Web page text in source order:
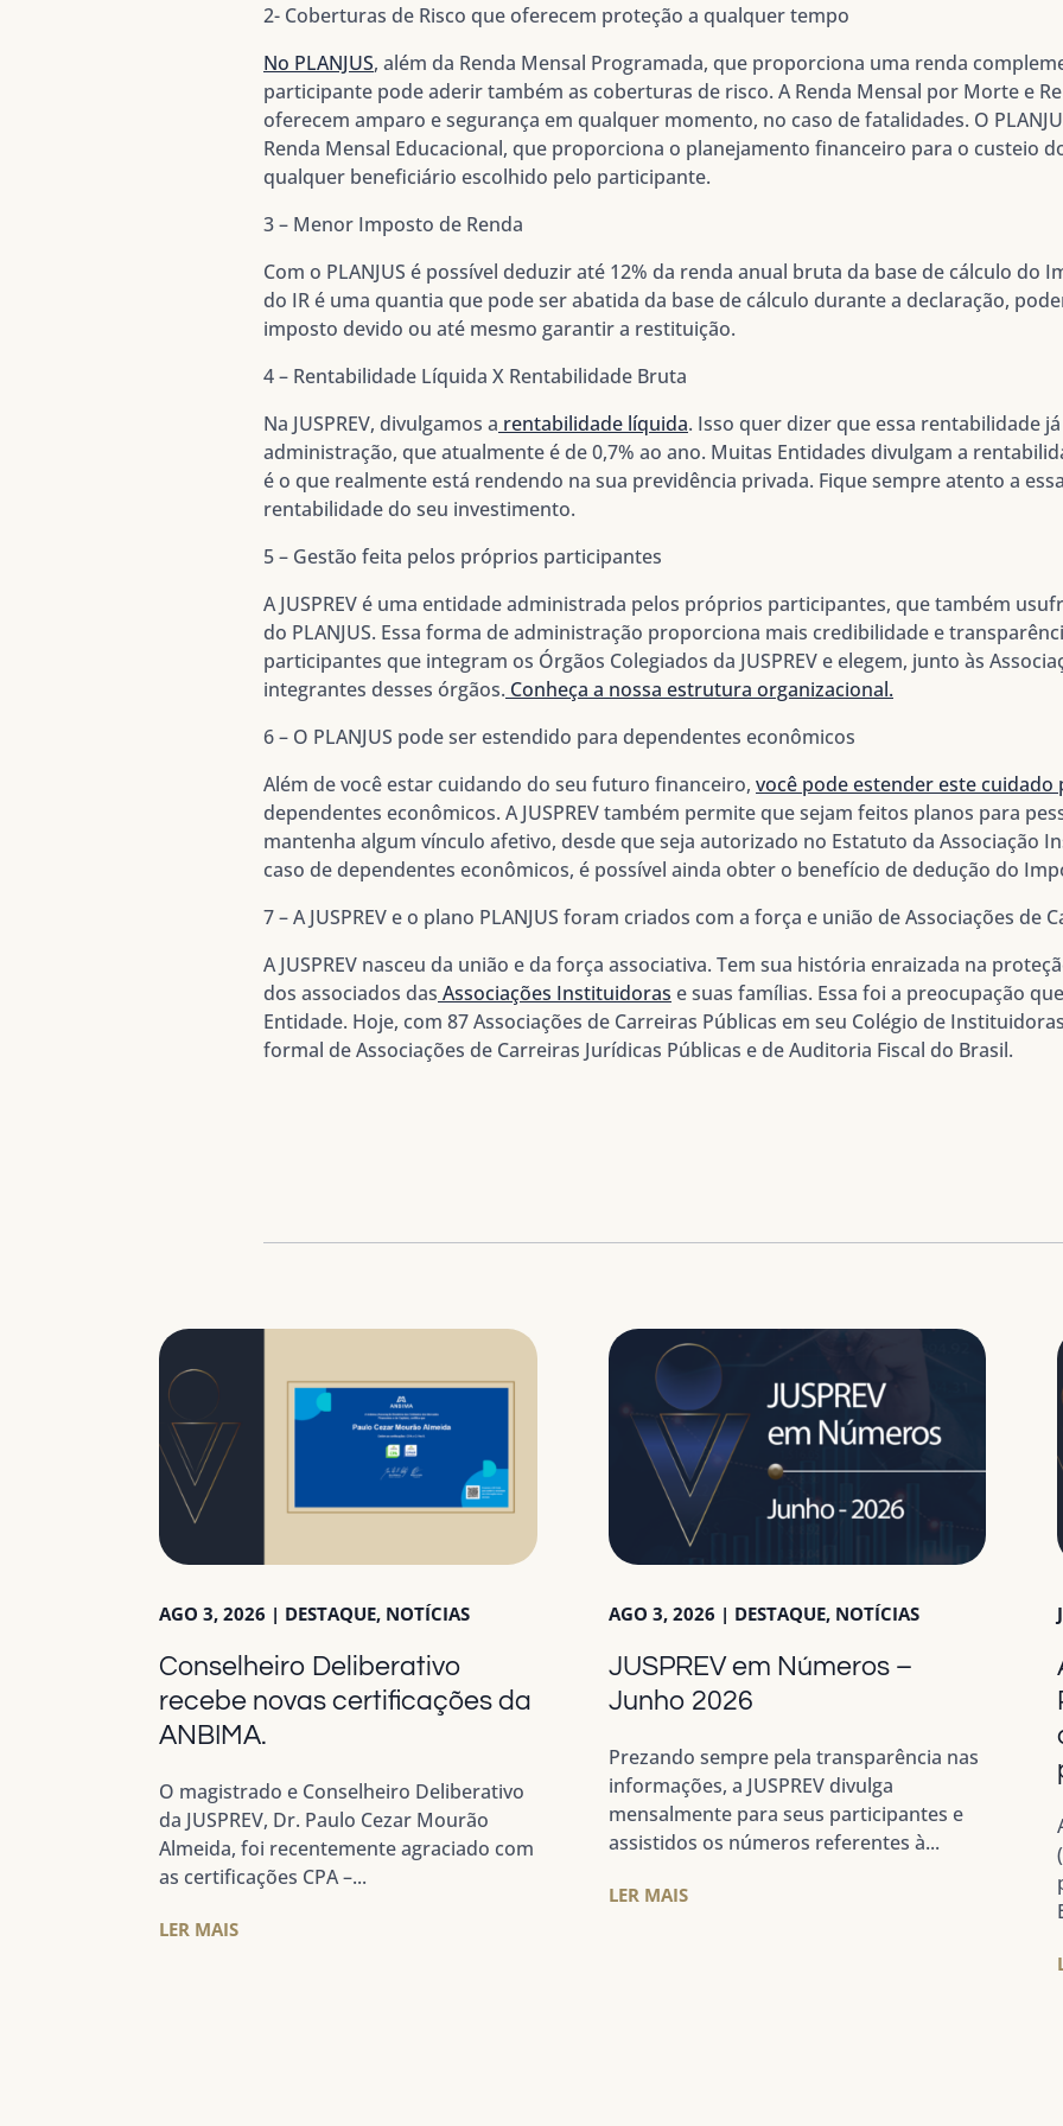
2- Coberturas de Risco que oferecem proteção a qualquer tempo
No PLANJUS, além da Renda Mensal Programada, que proporciona uma renda
participante pode aderir também as coberturas de risco. A Renda Mensal por Morte e
oferecem amparo e segurança em qualquer momento, no caso de fatalidades. O
Renda Mensal Educacional, que proporciona o planejamento financeiro para o custeio
qualquer beneficiário escolhido pelo participante.
3 – Menor Imposto de Renda
Com o PLANJUS é possível deduzir até 12% da renda anual bruta da base de cálculo do
do IR é uma quantia que pode ser abatida da base de cálculo durante a declaração,
imposto devido ou até mesmo garantir a restituição.
4 – Rentabilidade Líquida X Rentabilidade Bruta
Na JUSPREV, divulgamos a rentabilidade líquida. Isso quer dizer que essa rentabilidade
administração, que atualmente é de 0,7% ao ano. Muitas Entidades divulgam a
é o que realmente está rendendo na sua previdência privada. Fique sempre atento a
rentabilidade do seu investimento.
5 – Gestão feita pelos próprios participantes
A JUSPREV é uma entidade administrada pelos próprios participantes, que também
do PLANJUS. Essa forma de administração proporciona mais credibilidade e
participantes que integram os Órgãos Colegiados da JUSPREV e elegem, junto às
integrantes desses órgãos. Conheça a nossa estrutura organizacional.
6 – O PLANJUS pode ser estendido para dependentes econômicos
Além de você estar cuidando do seu futuro financeiro, você pode estender este
dependentes econômicos. A JUSPREV também permite que sejam feitos planos para
mantenha algum vínculo afetivo, desde que seja autorizado no Estatuto da Associação
caso de dependentes econômicos, é possível ainda obter o benefício de dedução do
7 – A JUSPREV e o plano PLANJUS foram criados com a força e união de Associações de
A JUSPREV nasceu da união e da força associativa. Tem sua história enraizada na
dos associados das Associações Instituidoras e suas famílias. Essa foi a preocupação
Entidade. Hoje, com 87 Associações de Carreiras Públicas em seu Colégio de
formal de Associações de Carreiras Jurídicas Públicas e de Auditoria Fiscal do Brasil.
Conselheiro Deliberativo
recebe novas certificações da
ANBIMA.
AGO 3, 2026 | DESTAQUE, NOTÍCIAS
O magistrado e Conselheiro Deliberativo
da JUSPREV, Dr. Paulo Cezar Mourão
Almeida, foi recentemente agraciado com
as certificações CPA –...
LER MAIS
JUSPREV em Números –
Junho 2026
AGO 3, 2026 | DESTAQUE, NOTÍCIAS
Prezando sempre pela transparência nas
informações, a JUSPREV divulga
mensalmente para seus participantes e
assistidos os números referentes à...
LER MAIS